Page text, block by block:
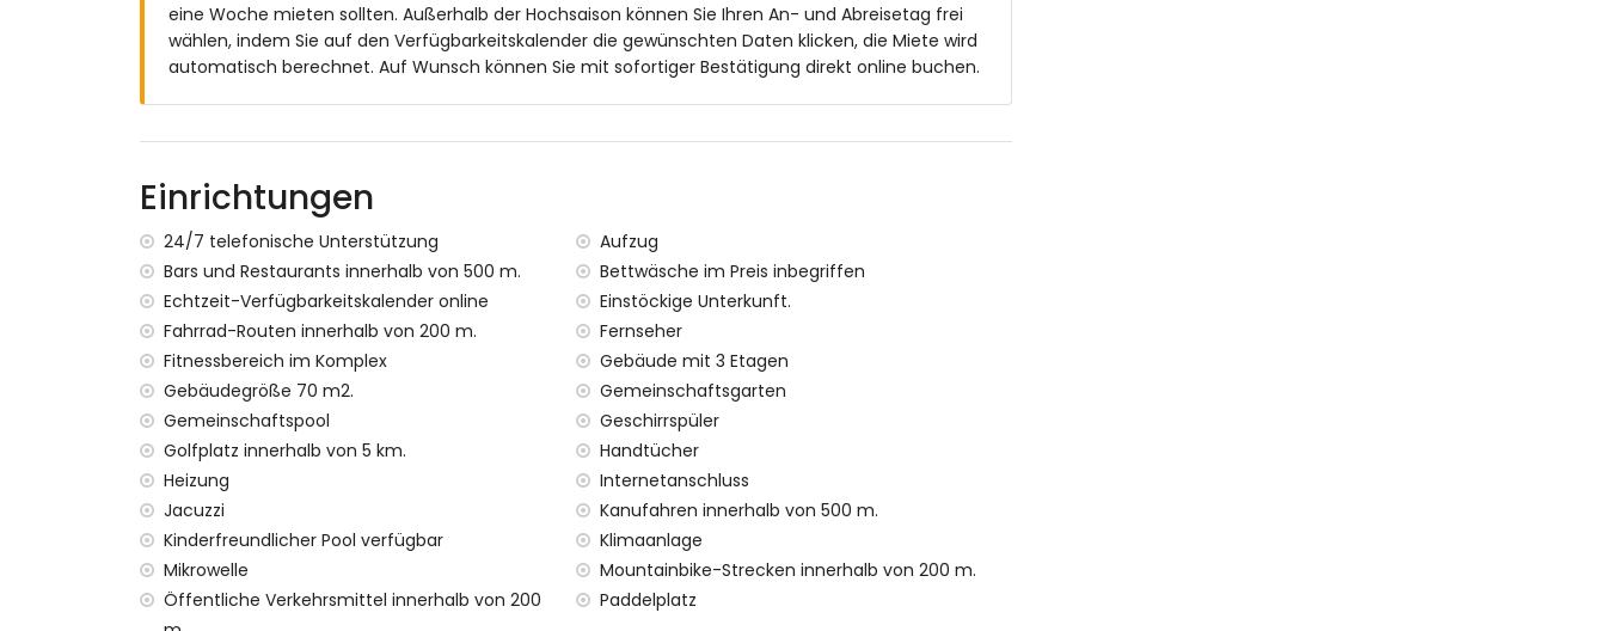
Kinderschwimmbecken
Gemeinschaftlicher Garten mit Rasen und Bäumen
Überdachte Terrasse
Privater, eingezäunter Parkplatz
Weitere Informationen
nächster Ort: San Juan de los Terreros (innerhalb von 1000 Metern vom Apartment)
nächster Flussufer oder Strand innerhalb von 500 Metern vom Apartment
nächster Strand: Playa Nardos (innerhalb von 500 Metern vom Apartment)
nächster Flughafen: Alicante (> 100 Kilometer)
zweitnächster Flughafen: Almeria/Murcia (innerhalb von 100 Kilometern vom Apartment)
öffentliche Verkehrsmittel in der Nähe: Bus innerhalb von 200 Metern und Zug innerhalb von 15
Kilometern
Haustiere sind nicht erlaubt
Das Gebäude, in dem sich die Unterkunft befindet, verfügt über einen Aufzug.
Die Unterkunft ist sehr geeignet für Familien mit Kindern.
Private Einrichtungen und Dienstleistungen im Mietpreis enthalten
Internet (WiFi)
Staubsauger und Bügeleisen mit Bügelbrett
Bettwäsche und Handtücher
eine Woche mieten sollten. Außerhalb der Hochsaison können Sie Ihren An- und Abreisetag frei
wählen, indem Sie auf den Verfügbarkeitskalender die gewünschten Daten klicken, die Miete wird
automatisch berechnet. Auf Wunsch können Sie mit sofortiger Bestätigung direkt online buchen.
Einrichtungen
24/7 telefonische Unterstützung
Aufzug
Bars und Restaurants innerhalb von 500 m.
Bettwäsche im Preis inbegriffen
Echtzeit-Verfügbarkeitskalender online
Einstöckige Unterkunft.
Fahrrad-Routen innerhalb von 200 m.
Fernseher
Fitnessbereich im Komplex
Gebäude mit 3 Etagen
Gebäudegröße 70 m2.
Gemeinschaftsgarten
Gemeinschaftspool
Geschirrspüler
Golfplatz innerhalb von 5 km.
Handtücher
Heizung
Internetanschluss
Jacuzzi
Kanufahren innerhalb von 500 m.
Kinderfreundlicher Pool verfügbar
Klimaanlage
Mikrowelle
Mountainbike-Strecken innerhalb von 200 m.
Öffentliche Verkehrsmittel innerhalb von 200
Paddelplatz